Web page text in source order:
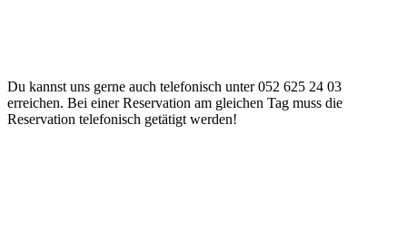
Du kannst uns gerne auch telefonisch unter 052 625 24 03
erreichen. Bei einer Reservation am gleichen Tag muss die
Reservation telefonisch getätigt werden!